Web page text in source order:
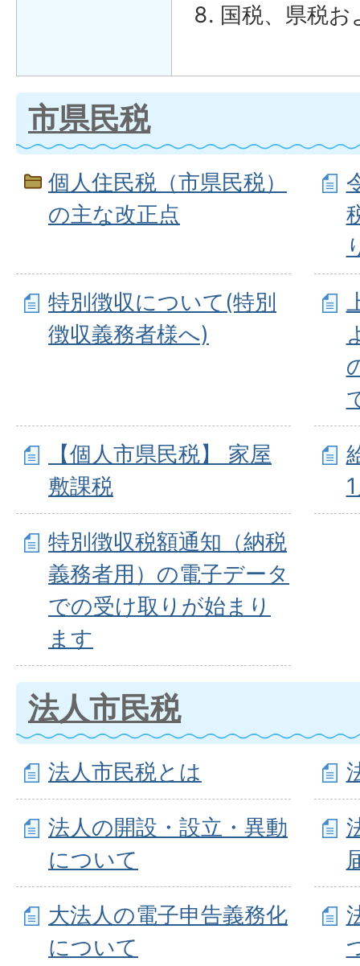
国税、県税
他に属さな
関すること
固定資産税
調査に関す
固定資産の
こと
固定資産評
固定資産台
ならびに証
特別土地保
課、徴収お
公図の修正
市税などの
滞納処分に
国民健康保険
および滞納
市税犯則事件
不納欠損処
の整備保管
市税の証明
る）に関する
納税奨励に
債権管理・回
こと
広告収入お
市県民税
個人住民税（市県民税）
の主な改正点
特別徴収について(特別
徴収義務者様へ)
【個人市県民税】 家屋
敷課税
特別徴収税額通知（納税
義務者用）の電子データ
での受け取りが始まり
ます
法人市民税
法人市民税とは
法人の開設・設立・異動
について
大法人の電子申告義務化
について